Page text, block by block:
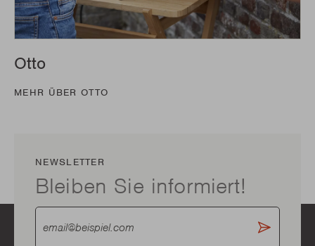
Otto
MEHR ÜBER OTTO
NEWSLETTER
Bleiben Sie informiert!